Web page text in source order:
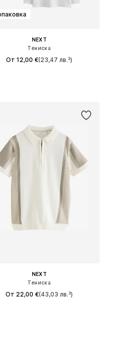
NEXT
Тениска
От 12,00 €(23,47 лв.³)
NEXT
Тениска
От 22,00 €(43,03 лв.³)